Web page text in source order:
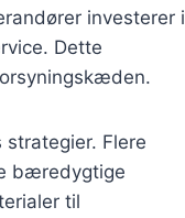
investerer i
Dette
Flere
bæredygtige
til